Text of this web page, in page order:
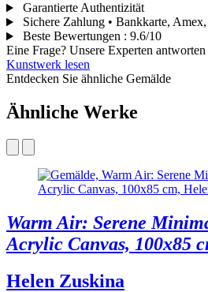
Garantierte Authentizität
Sichere Zahlung • Bankkarte,
Beste Bewertungen : 9.6/10
Eine Frage? Unsere Experten
Kunstwerk lesen
Entdecken Sie ähnliche Gemälde
Ähnliche Werke
Warm Air: Serene
Acrylic Canvas, 100x85
Helen Zuskina